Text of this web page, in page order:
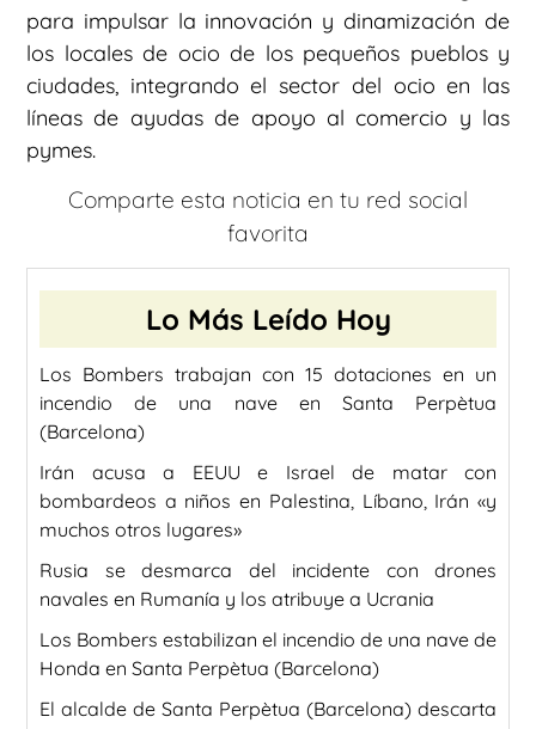
para impulsar la innovación y dinamización de
los locales de ocio de los pequeños pueblos y
ciudades, integrando el sector del ocio en las
líneas de ayudas de apoyo al comercio y las
pymes.
Comparte esta noticia en tu red social
favorita
Lo Más Leído Hoy
Los Bombers trabajan con 15 dotaciones en un
incendio de una nave en Santa Perpètua
(Barcelona)
Irán acusa a EEUU e Israel de matar con
bombardeos a niños en Palestina, Líbano, Irán «y
muchos otros lugares»
Rusia se desmarca del incidente con drones
navales en Rumanía y los atribuye a Ucrania
Los Bombers estabilizan el incendio de una nave de
Honda en Santa Perpètua (Barcelona)
El alcalde de Santa Perpètua (Barcelona) descarta